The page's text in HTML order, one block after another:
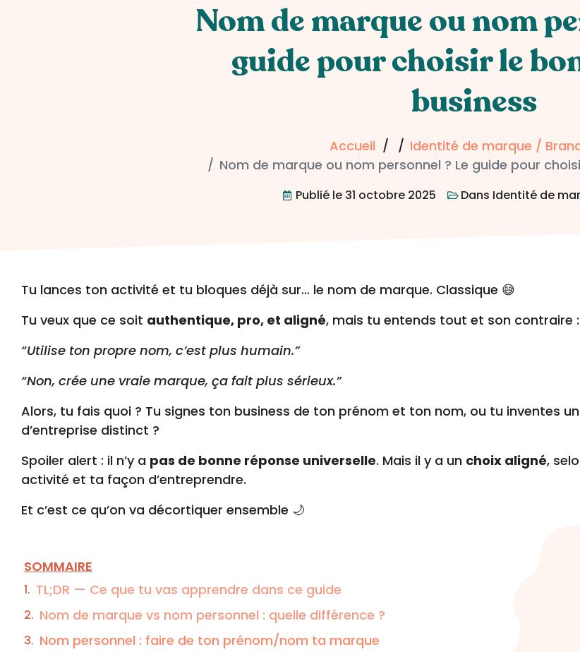
Nom de marque ou nom
guide pour choisir le
business
Accueil
Identité de marque /
Nom de marque ou nom personnel ? Le guide pour
Publié le 31 octobre 2025 Dans Identité de
Tu lances ton activité et tu bloques déjà sur… le nom de marque. Classique 😅
Tu veux que ce soit authentique, pro, et aligné, mais tu entends tout et son contraire :
“Utilise ton propre nom, c’est plus humain.”
“Non, crée une vraie marque, ça fait plus sérieux.”
Alors, tu fais quoi ? Tu signes ton business de ton prénom et ton nom, ou tu inventes
d’entreprise distinct ?
Spoiler alert : il n’y a pas de bonne réponse universelle. Mais il y a un choix aligné,
activité et ta façon d’entreprendre.
Et c’est ce qu’on va décortiquer ensemble 🌙
SOMMAIRE
TL;DR — Ce que tu vas apprendre dans ce guide
Nom de marque vs nom personnel : quelle différence ?
Nom personnel : faire de ton prénom/nom ta marque